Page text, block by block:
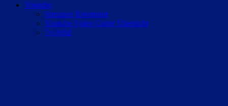
Youtube
Streamer Roomtour
Youtube Video Cutter Übersicht
7vsWild